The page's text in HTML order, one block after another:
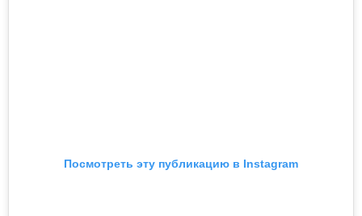
Посмотреть эту публикацию в Instagram